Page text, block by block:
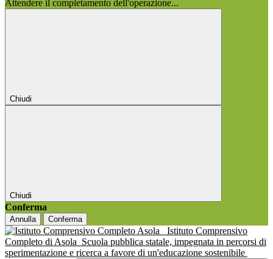
Attendere il completamento dell'operazione...
Chiudi
Chiudi
Conferma
Annulla Conferma
Istituto Comprensivo
Completo di Asola Scuola pubblica statale, impegnata in percorsi di
sperimentazione e ricerca a favore di un'educazione sostenibile